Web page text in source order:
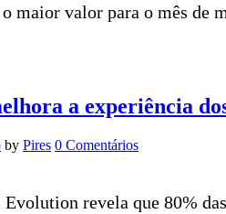
maior valor para o mês de
a experiência
by Pires 0 Comentários
revela que 80%